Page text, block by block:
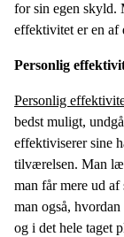
for sin egen skyld.
effektivitet er en af
Personlig
Personlig
bedst muligt,
effektiviserer sine
tilværelsen. Man
man får mere ud
man også,
og i det hele taget